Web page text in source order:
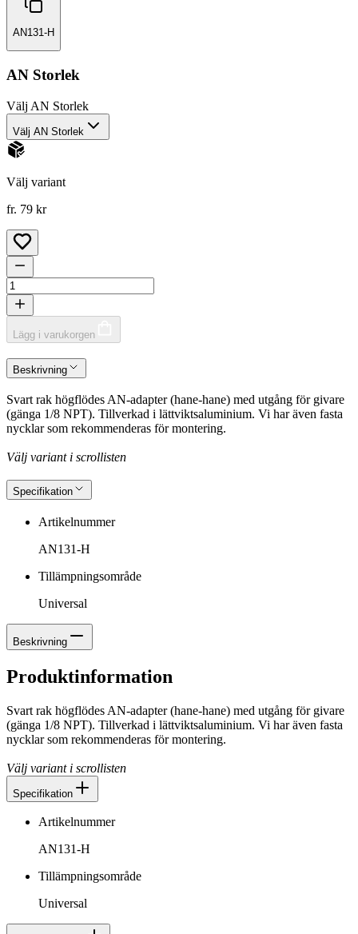
AN131-H
AN Storlek
Välj AN Storlek
Välj AN Storlek
Välj variant
fr. 79 kr
Lägg i varukorgen
Beskrivning
Svart rak högflödes AN-adapter (hane-hane) med utgång för givare
(gänga 1/8 NPT). Tillverkad i lättviktsaluminium. Vi har även fasta
nycklar som rekommenderas för montering.
Välj variant i scrollisten
Specifikation
Artikelnummer
AN131-H
Tillämpningsområde
Universal
Beskrivning
Produktinformation
Svart rak högflödes AN-adapter (hane-hane) med utgång för givare
(gänga 1/8 NPT). Tillverkad i lättviktsaluminium. Vi har även fasta
nycklar som rekommenderas för montering.
Välj variant i scrollisten
Specifikation
Artikelnummer
AN131-H
Tillämpningsområde
Universal